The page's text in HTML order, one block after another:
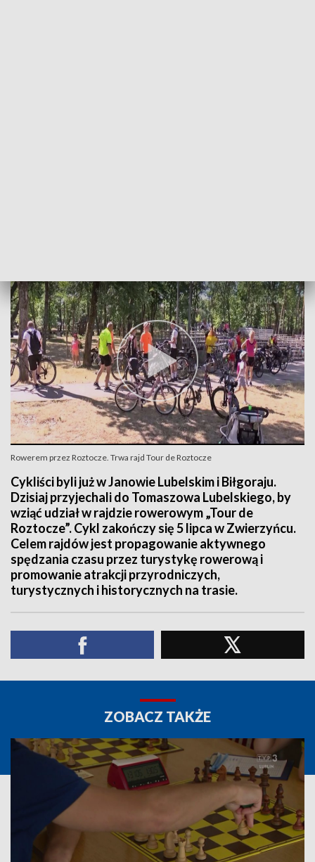
Rowerem przez Roztocze. Trwa rajd Tour de Roztocze
Cykliści byli już w Janowie Lubelskim i Biłgoraju.
Dzisiaj przyjechali do Tomaszowa Lubelskiego, by
wziąć udział w rajdzie rowerowym „Tour de
Roztocze”. Cykl zakończy się 5 lipca w Zwierzyńcu.
Celem rajdów jest propagowanie aktywnego
spędzania czasu przez turystykę rowerową i
promowanie atrakcji przyrodniczych,
turystycznych i historycznych na trasie.
ZOBACZ TAKŻE